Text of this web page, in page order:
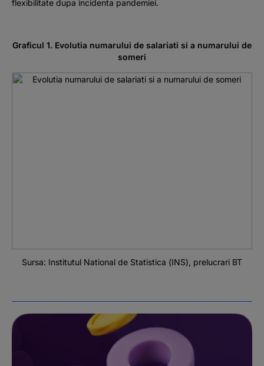
flexibilitate dupa incidenta pandemiei.
Graficul 1. Evolutia numarului de salariati si a numarului de
someri
Sursa: Institutul National de Statistica (INS), prelucrari BT